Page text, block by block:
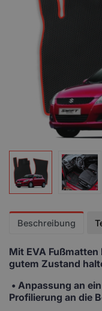
Beschreibung
Mit EVA Fußmatten
gutem Zustand
• Anpassung an
Profilierung an die